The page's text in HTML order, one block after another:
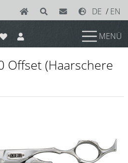
DE / EN
MENÜ
Offset (Haarschere